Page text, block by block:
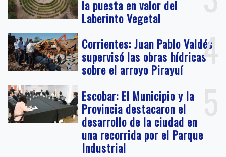
la puesta en valor del
Laberinto Vegetal
4
Corrientes: Juan Pablo Valdés
supervisó las obras hídricas
sobre el arroyo Pirayuí
5
Escobar: El Municipio y la
Provincia destacaron el
desarrollo de la ciudad en
una recorrida por el Parque
Industrial